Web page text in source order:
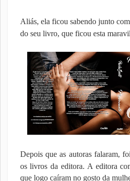
Aliás, ela ficou sabendo junto
do seu livro, que ficou esta
Depois que as autoras falaram,
os livros da editora.A editora
que logo caíram no gosto da